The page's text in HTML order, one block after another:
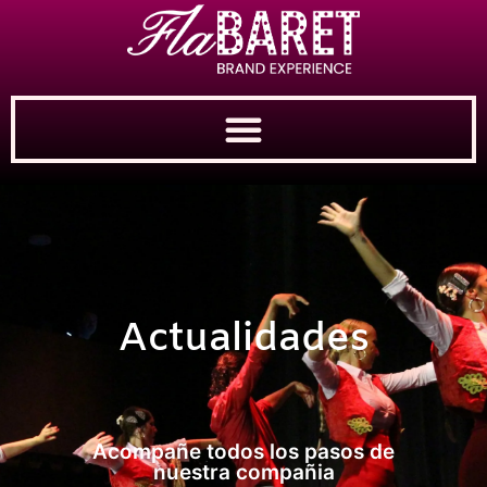
Actualidades
Acompañe todos los pasos de
nuestra compañia